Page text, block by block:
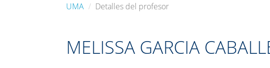
UMA Detalles del profesor
MELISSA GARCIA